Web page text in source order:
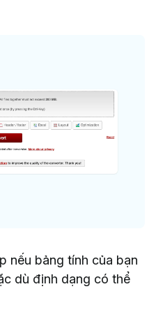
nếu bảng tính của bạn
dù định dạng có thể